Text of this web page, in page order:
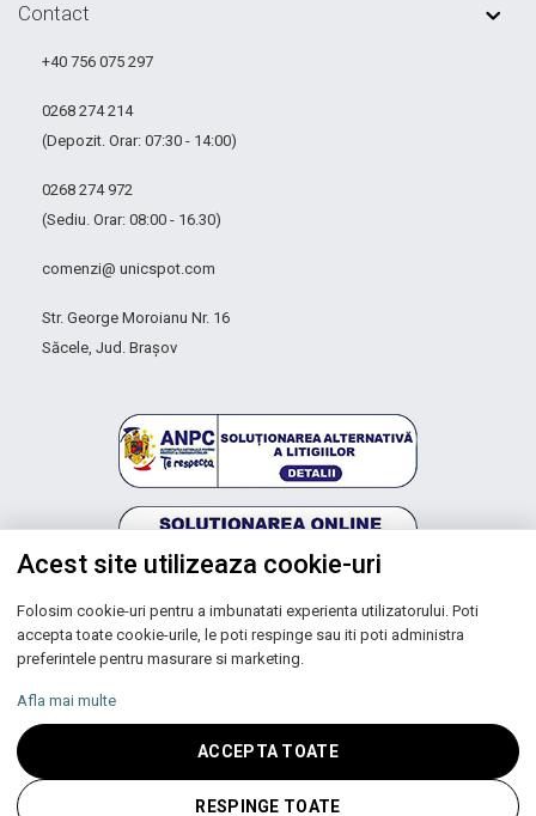
Contact
+40 756 075 297
0268 274 214
(Depozit. Orar: 07:30 - 14:00)
0268 274 972
(Sediu. Orar: 08:00 - 16.30)
comenzi@ unicspot.com
Str. George Moroianu Nr. 16
Săcele, Jud. Brașov
Autoritatea Națională pentru Protecția Consumatorilor
Copyright © 2026 UNIC SPOT RO S.R.L.
CUI: RO 13753590, Reg. Com. J200100027208
Acest site utilizeaza cookie-uri
Folosim cookie-uri pentru a imbunatati experienta utilizatorului. Poti
accepta toate cookie-urile, le poti respinge sau iti poti administra
preferintele pentru masurare si marketing.
Afla mai multe
ACCEPTA TOATE
RESPINGE TOATE